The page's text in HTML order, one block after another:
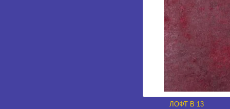
ЛОФТ В 13